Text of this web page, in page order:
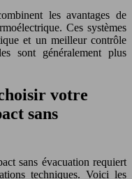
les avantages de
Ces systèmes
et un meilleur contrôle
sont généralement plus
votre
sans
sans évacuation requiert
techniques. Voici les